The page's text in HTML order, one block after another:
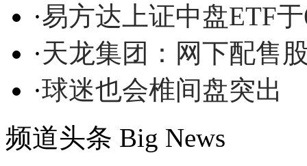
·易方达上证中盘ETF
·天龙集团：网下配售
·球迷也会椎间盘突出
频道头条 Big News